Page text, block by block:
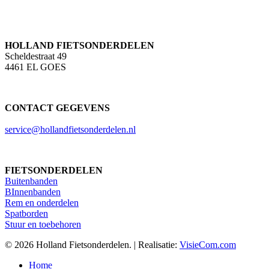
HOLLAND FIETSONDERDELEN
Scheldestraat 49
4461 EL GOES
CONTACT GEGEVENS
service@hollandfietsonderdelen.nl
FIETSONDERDELEN
Buitenbanden
BInnenbanden
Rem en onderdelen
Spatborden
Stuur en toebehoren
© 2026 Holland Fietsonderdelen. | Realisatie: VisieCom.com
Close
Home